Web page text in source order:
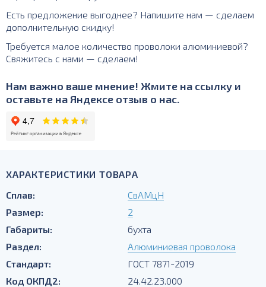
Есть предложение выгоднее? Напишите нам — сделаем
дополнительную скидку!
Требуется малое количество проволоки алюминиевой?
Свяжитесь с нами — сделаем!
Нам важно ваше мнение! Жмите на ссылку и
оставьте на Яндексе отзыв о нас.
ХАРАКТЕРИСТИКИ ТОВАРА
Сплав:
СвАМцН
Размер:
2
Габариты:
бухта
Раздел:
Алюминиевая проволока
Стандарт:
ГОСТ 7871-2019
Код ОКПД2:
24.42.23.000